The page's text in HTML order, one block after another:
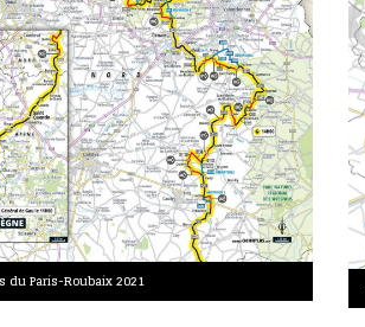
du Paris-Roubaix 2021